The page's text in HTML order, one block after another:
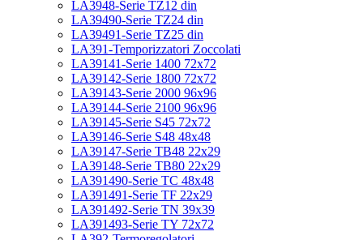
LA3948-Serie TZ12 din
LA39490-Serie TZ24 din
LA39491-Serie TZ25 din
LA391-Temporizzatori Zoccolati
LA39141-Serie 1400 72x72
LA39142-Serie 1800 72x72
LA39143-Serie 2000 96x96
LA39144-Serie 2100 96x96
LA39145-Serie S45 72x72
LA39146-Serie S48 48x48
LA39147-Serie TB48 22x29
LA39148-Serie TB80 22x29
LA391490-Serie TC 48x48
LA391491-Serie TF 22x29
LA391492-Serie TN 39x39
LA391493-Serie TY 72x72